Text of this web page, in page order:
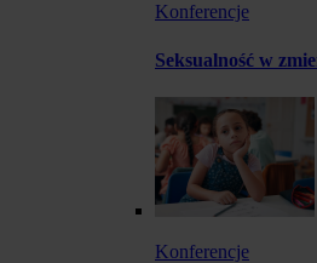
Konferencje
Seksualność w
Konferencje